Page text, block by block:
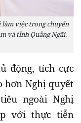
việc trong chuyến
và tỉnh Quảng Ngãi.
động, tích cực
hơn Nghị quyết
ngoài Nghị
với thực tiễn